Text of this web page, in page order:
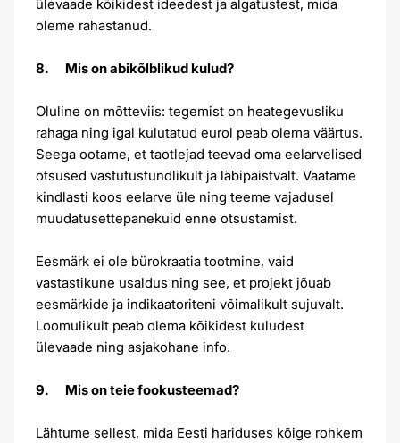
ülevaade kõikidest ideedest ja algatustest, mida
oleme rahastanud.
8. Mis on abikõlblikud kulud?
Oluline on mõtteviis: tegemist on heategevusliku
rahaga ning igal kulutatud eurol peab olema väärtus.
Seega ootame, et taotlejad teevad oma eelarvelised
otsused vastutustundlikult ja läbipaistvalt. Vaatame
kindlasti koos eelarve üle ning teeme vajadusel
muudatusettepanekuid enne otsustamist.
Eesmärk ei ole bürokraatia tootmine, vaid
vastastikune usaldus ning see, et projekt jõuab
eesmärkide ja indikaatoriteni võimalikult sujuvalt.
Loomulikult peab olema kõikidest kuludest
ülevaade ning asjakohane info.
9. Mis on teie fookusteemad?
Lähtume sellest, mida Eesti hariduses kõige rohkem